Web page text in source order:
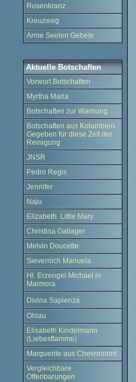
Rosenkranz
Kreuzweg
Arme Seelen Gebete
Aktuelle Botschaften
Vorwort Botschaften
Myrtha Maria
Botschaften zur Warnung
Botschaften aus Kolumbien.
Gegeben für diese Zeit der
Reinigung
JNSR
Pedro Regis
Jennifer
Naju
Elizabeth Little Mary
Christina Gallager
Melvin Doucette
Sievernich Manuela
Hl. Erzengel Michael in
Marmora
Divina Sapienza
Ohlau
Elisabeth Kindelmann
(Liebesflamme)
Marguerite aus Chevremont
Vergleichbare
Offenbarungen